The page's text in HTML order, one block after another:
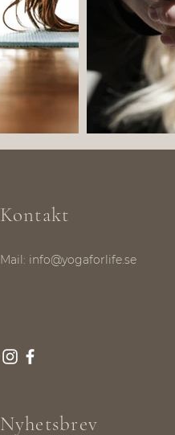
Kontakt
Mail: info@yogaforlife.se
Nyhetsbrev